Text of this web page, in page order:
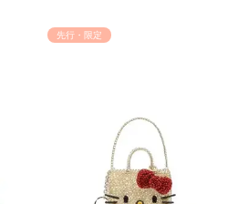
先行・限定